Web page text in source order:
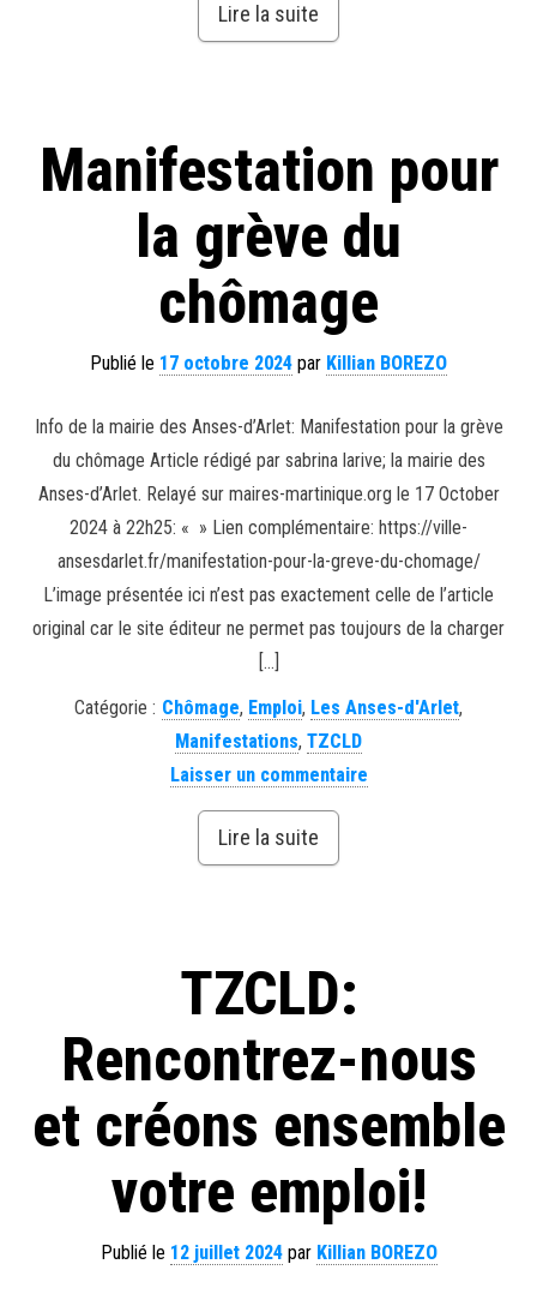
Lire la suite
Manifestation pour
la grève du
chômage
Publié le 17 octobre 2024 par Killian BOREZO
Info de la mairie des Anses-d’Arlet: Manifestation pour la grève
du chômage Article rédigé par sabrina larive; la mairie des
Anses-d’Arlet. Relayé sur maires-martinique.org le 17 October
2024 à 22h25: « » Lien complémentaire: https://ville-
ansesdarlet.fr/manifestation-pour-la-greve-du-chomage/
L’image présentée ici n’est pas exactement celle de l’article
original car le site éditeur ne permet pas toujours de la charger
[…]
Catégorie : Chômage, Emploi, Les Anses-d'Arlet,
Manifestations, TZCLD
Laisser un commentaire
Lire la suite
TZCLD:
Rencontrez-nous
et créons ensemble
votre emploi!
Publié le 12 juillet 2024par Killian BOREZO